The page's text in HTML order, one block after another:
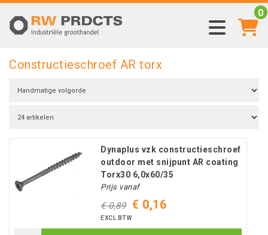
0
Constructieschroef AR torx
Dynaplus vzk constructieschroef
outdoor met snijpunt AR coating
Torx30 6,0x60/35
Prijs vanaf
€ 0,89 € 0,16
EXCL BTW